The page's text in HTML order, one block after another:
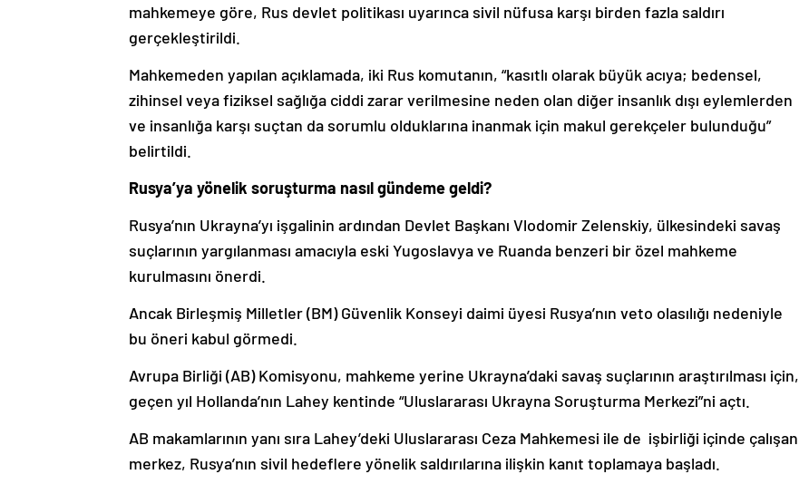
mahkemeye göre, Rus devlet politikası uyarınca sivil nüfusa karşı birden fazla saldırı
gerçekleştirildi.
Mahkemeden yapılan açıklamada, iki Rus komutanın, “kasıtlı olarak büyük acıya; bedensel,
zihinsel veya fiziksel sağlığa ciddi zarar verilmesine neden olan diğer insanlık dışı eylemlerden
ve insanlığa karşı suçtan da sorumlu olduklarına inanmak için makul gerekçeler bulunduğu”
belirtildi.
Rusya’ya yönelik soruşturma nasıl gündeme geldi?
Rusya’nın Ukrayna’yı işgalinin ardından Devlet Başkanı Vlodomir Zelenskiy, ülkesindeki savaş
suçlarının yargılanması amacıyla eski Yugoslavya ve Ruanda benzeri bir özel mahkeme
kurulmasını önerdi.
Ancak Birleşmiş Milletler (BM) Güvenlik Konseyi daimi üyesi Rusya’nın veto olasılığı nedeniyle
bu öneri kabul görmedi.
Avrupa Birliği (AB) Komisyonu, mahkeme yerine Ukrayna’daki savaş suçlarının araştırılması için,
geçen yıl Hollanda’nın Lahey kentinde “Uluslararası Ukrayna Soruşturma Merkezi”ni açtı.
AB makamlarının yanı sıra Lahey’deki Uluslararası Ceza Mahkemesi ile de işbirliği içinde çalışan
merkez, Rusya’nın sivil hedeflere yönelik saldırılarına ilişkin kanıt toplamaya başladı.